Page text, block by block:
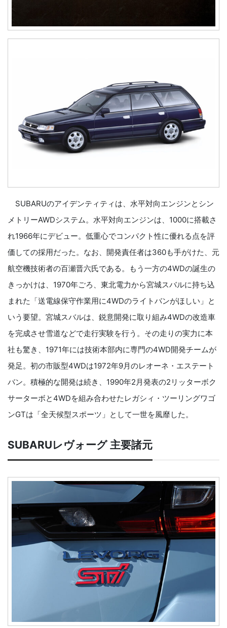
SUBARUのアイデンティティは、水平対向エンジンとシン
メトリーAWDシステム。水平対向エンジンは、1000に搭載さ
れ1966年にデビュー。低重心でコンパクト性に優れる点を評
価しての採用だった。なお、開発責任者は360も手がけた、元
航空機技術者の百瀬晋六氏である。もう一方の4WDの誕生の
きっかけは、1970年ごろ、東北電力から宮城スバルに持ち込
まれた「送電線保守作業用に4WDのライトバンがほしい」と
いう要望。宮城スバルは、鋭意開発に取り組み4WDの改造車
を完成させ雪道などで走行実験を行う。その走りの実力に本
社も驚き、1971年には技術本部内に専門の4WD開発チームが
発足。初の市販型4WDは1972年9月のレオーネ・エステート
バン。積極的な開発は続き、1990年2月発表の2リッターボク
サーターボと4WDを組み合わせたレガシィ・ツーリングワゴ
ンGTは「全天候型スポーツ」として一世を風靡した。
SUBARUレヴォーグ 主要諸元